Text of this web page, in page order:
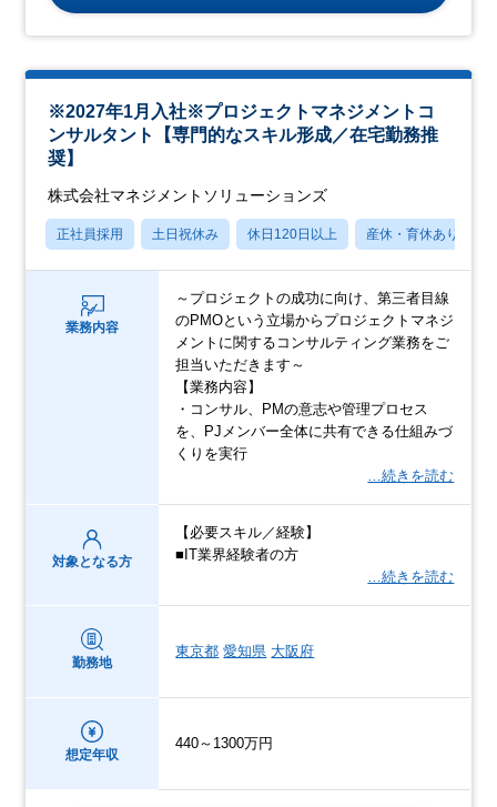
※2027年1月入社※プロジェクトマネジメントコ
ンサルタント【専門的なスキル形成／在宅勤務推
奨】
株式会社マネジメントソリューションズ
正社員採用 土日祝休み 休日120日以上 産休・育休あり
業務内容
～プロジェクトの成功に向け、第三者目線
のPMOという立場からプロジェクトマネジ
メントに関するコンサルティング業務をご
担当いただきます～
【業務内容】
・コンサル、PMの意志や管理プロセス
を、PJメンバー全体に共有できる仕組みづ
くりを実行
…続きを読む
対象となる方
【必要スキル／経験】
■IT業界経験者の方
…続きを読む
勤務地
東京都 愛知県 大阪府
想定年収
440～1300万円